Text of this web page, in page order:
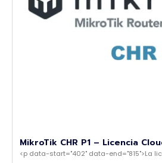
MikroTik CHR P1 – Licencia
<p data-start="402" data-end="815">La